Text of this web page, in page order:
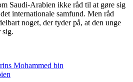
Saudi-Arabien ikke råd til at gøre sig
internationale samfund. Men råd
noget, der tyder på, at den unge
sig.
Mohammed bin